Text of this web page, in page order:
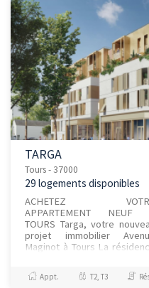
TARGA
Tours - 37000
29 logements disponibles
ACHETEZ
APPARTEMENT NEUF
TOURS Targa, votre
projet immobilier
Maginot à Tours La
dynamique, aux portes d’une
zone d’activit...
Appt. T2, T3